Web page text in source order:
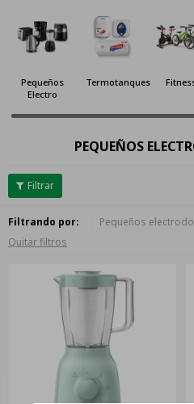
Pequeños
Electro
Termotanques
PEQUEÑOS
Filtrando por: Pequeños
Quitar filtros